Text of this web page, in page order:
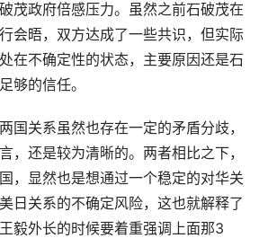
茂政府倍感压力。虽然之前石破茂在
会晤，双方达成了一些共识，但实际
在不确定性的状态，主要原因还是石
够的信任。
国关系虽然也存在一定的矛盾分歧，
，还是较为清晰的。两者相比之下，
，显然也是想通过一个稳定的对华关
日关系的不确定风险，这也就解释了
毅外长的时候要着重强调上面那3